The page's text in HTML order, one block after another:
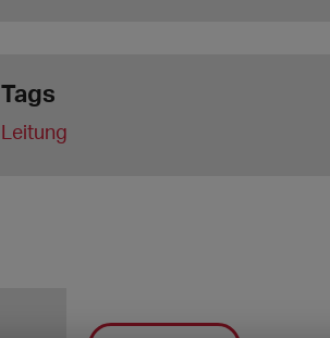
Tags
Leitung